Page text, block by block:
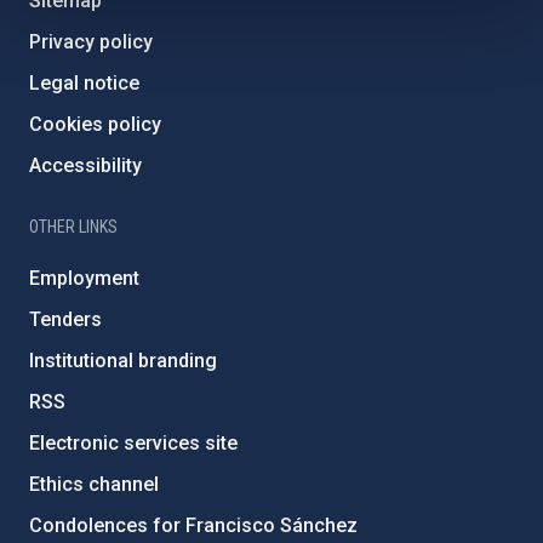
Privacy policy
Legal notice
Cookies policy
Accessibility
OTHER LINKS
Employment
Tenders
Institutional branding
RSS
Electronic services site
Ethics channel
Condolences for Francisco Sánchez